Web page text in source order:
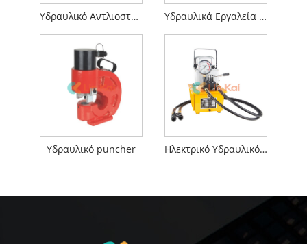
Υδραυλικό Αντλιοστάσιο Υψηλής Πίεσης Υδραυλικά Εργαλεία Σύσφιξης
Υδραυλικό puncher Ηλεκτρικό Υδραυλικό Αντλιοστάσιο